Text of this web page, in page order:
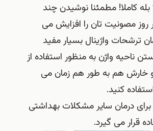
کاملا! مطمئنا نوشیدن چند
مصونیت تان را افزایش می
ترشحات واژینال بسیار مفید
ناحیه واژن به منظور استفاده از
خارش هم به طور هم زمان می
کنید.
درمان سایر مشکلات بهداشتی
قرار می گیرد.